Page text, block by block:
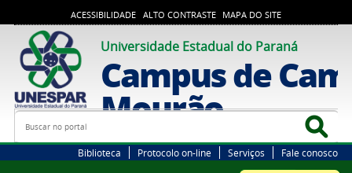
ACESSIBILIDADE ALTO CONTRASTE MAPA DO SITE
Universidade Estadual do Paraná
Campus de
Mourão
Busca
Biblioteca Protocolo on-line Serviços Fale conosco